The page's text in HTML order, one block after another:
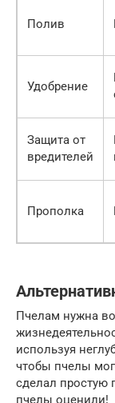
Полив
Удобрение
Защита от
вредителей
Прополка
Пчелам нужна
используя
чтобы пчелы
сделал простую
пчелы оценили!